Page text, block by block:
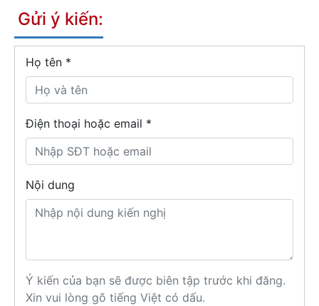
Gửi ý kiến:
Họ tên *
Điện thoại hoặc email *
Nội dung
Ý kiến của bạn sẽ được biên tập trước khi đăng.
Xin vui lòng gõ tiếng Việt có dấu.